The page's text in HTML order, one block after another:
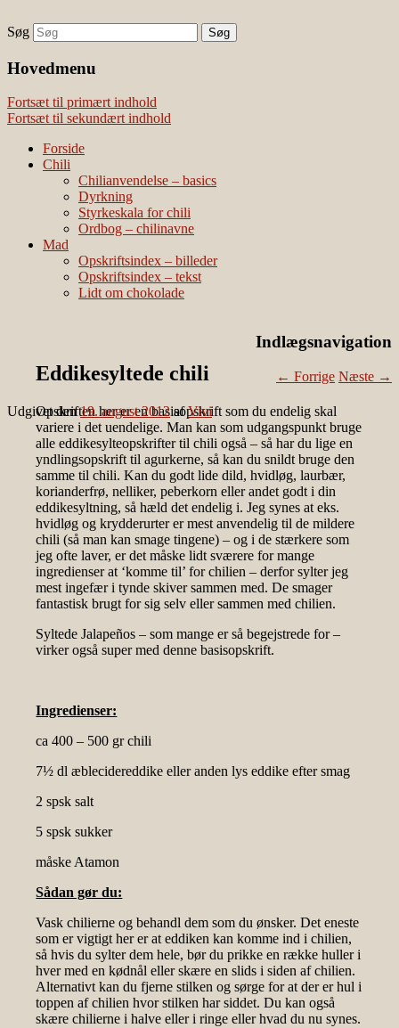
Наши партнеры
лучшие займы
Vivis chili
chili – dyrkning og mad
Søg
Hovedmenu
Fortsæt til primært indhold
Fortsæt til sekundært indhold
Forside
Chili
Chilianvendelse – basics
Dyrkning
Styrkeskala for chili
Ordbog – chilinavne
Mad
Opskriftsindex – billeder
Opskriftsindex – tekst
Lidt om chokolade
Indlægsnavigation
← Forrige Næste →
Eddikesyltede chili
Udgivet den19. august 2012 afVivi
Opskriften her er en basisopskrift som du endelig skal
variere i det uendelige. Man kan som udgangspunkt bruge
alle eddikesylteopskrifter til chili også – så har du lige en
yndlingsopskrift til agurkerne, så kan du snildt bruge den
samme til chili. Kan du godt lide dild, hvidløg, laurbær,
korianderfrø, nelliker, peberkorn eller andet godt i din
eddikesyltning, så hæld det endelig i. Jeg synes at eks.
hvidløg og krydderurter er mest anvendelig til de mildere
chili (så man kan smage tingene) – og i de stærkere som
jeg ofte laver, er det måske lidt sværere for mange
ingredienser at ‘komme til’ for chilien – derfor sylter jeg
mest ingefær i tynde skiver sammen med. De smager
fantastisk brugt for sig selv eller sammen med chilien.
Syltede Jalapeños – som mange er så begejstrede for –
virker også super med denne basisopskrift.
Ingredienser:
ca 400 – 500 gr chili
7½ dl æblecidereddike eller anden lys eddike efter smag
2 spsk salt
5 spsk sukker
måske Atamon
Sådan gør du:
Vask chilierne og behandl dem som du ønsker. Det eneste
som er vigtigt her er at eddiken kan komme ind i chilien,
så hvis du sylter dem hele, bør du prikke en række huller i
hver med en kødnål eller skære en slids i siden af chilien.
Alternativt kan du fjerne stilken og sørge for at der er hul i
toppen af chilien hvor stilken har siddet. Du kan også
skære chilierne i halve eller i ringe eller hvad du nu synes.